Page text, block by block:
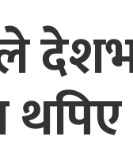
थपिए